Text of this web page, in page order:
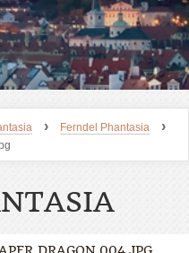
› Ferndel Phantasia ›